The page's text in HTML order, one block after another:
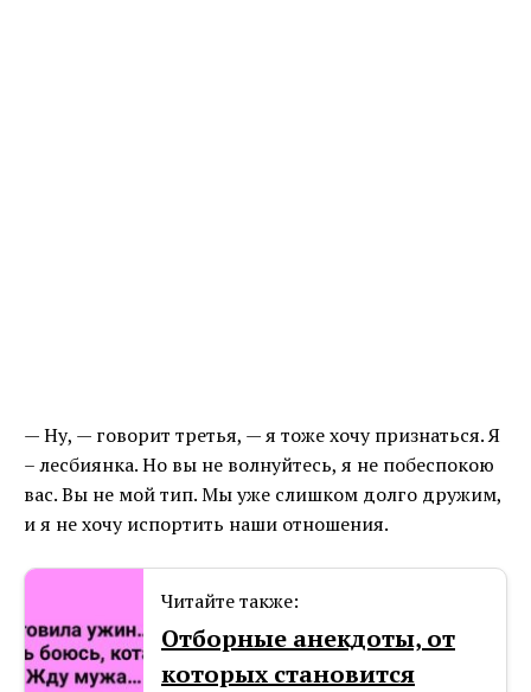
— Ну, — говорит третья, — я тоже хочу признаться. Я
– лесбиянка. Но вы не волнуйтесь, я не побеспокою
вас. Вы не мой тип. Мы уже слишком долго дружим,
и я не хочу испортить наши отношения.
Читайте также:
Отборные анекдоты, от
которых становится